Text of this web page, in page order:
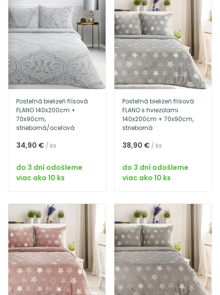
Posteľná bielizeň flísová
FLANO 140x200cm +
70x90cm,
strieborná/oceľová
34,90 € / ks
do 3 dní odošleme
viac ako 10 ks
Posteľná bielizeň flísová
FLANO s hviezdami
140x200cm + 70x90cm,
strieborná
38,90 € / ks
do 3 dní odošleme
viac ako 10 ks